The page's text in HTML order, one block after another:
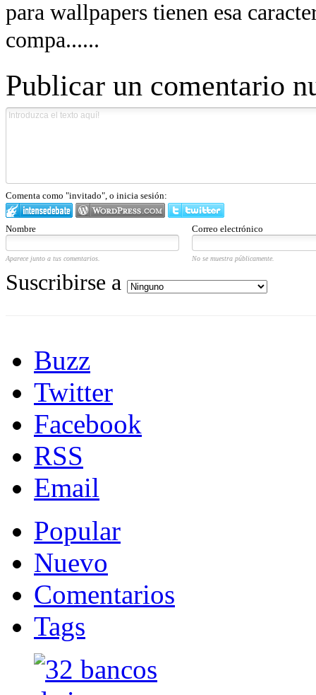
para wallpapers tienen esa
compa......
Publicar un comentario
Comenta como "invitado", o inicia sesión:
Nombre Correo electrónico
Aparece junto a tus comentarios. No se muestra públicamente.
Suscribirse a
Buzz
Twitter
Facebook
RSS
Email
Popular
Nuevo
Comentarios
Tags